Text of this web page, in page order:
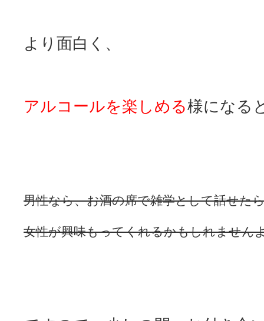
より面白く、
アルコールを楽しめる様になる
男性なら、お酒の席で雑学として話せた
女性が興味もってくれるかもしれません